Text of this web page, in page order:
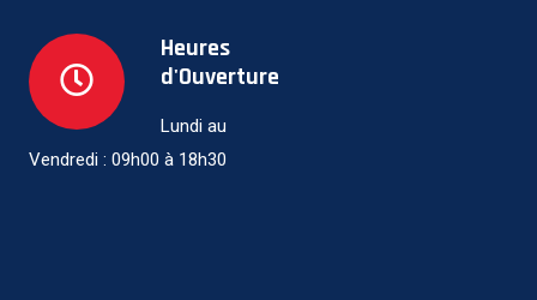
Heures
d'Ouverture
Lundi au
Vendredi : 09h00 à 18h30